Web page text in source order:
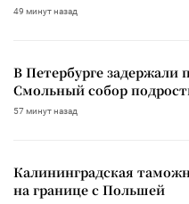
49 минут назад
В Петербурге задержали
Смольный собор
57 минут назад
Калининградская
на границе с Польшей